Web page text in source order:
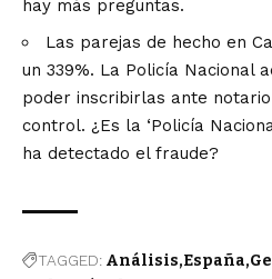
hay más preguntas.
Las parejas de hecho en
un 339%. La Policía Nacional
poder inscribirlas ante
control. ¿Es la ‘Policía
ha detectado el fraude?
TAGGED: Análisis España